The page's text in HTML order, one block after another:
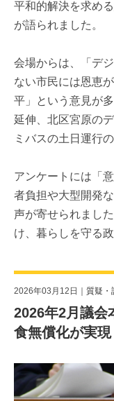
平和的解決を求め
が語られました。
会場からは、「デ
ない市民には恩恵
平」という意見が
延伸、北区宮原の
ミバスの土日運行
アンケートには「
者負担や大型開発
声が寄せられまし
け、暮らしを守る
2026年03月12日｜ 質疑・
2026年2月議
食無償化が実